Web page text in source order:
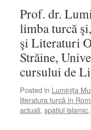
Prof. dr.
limba turcă
şi Literaturi
Străine,
cursului de
Posted in Luminiţa
literatura turcă în
actuali, spatiul islamic,